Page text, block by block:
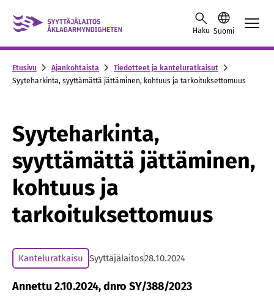
Skip to content -saavutettavuusohje
Haku Suomi
Etusivu Ajankohtaista
Tiedotteet ja kanteluratkaisut
Syyteharkinta, syyttämättä jättäminen, kohtuus ja tarkoituksettomuus
Syyteharkinta,
syyttämättä jättäminen,
kohtuus ja
tarkoituksettomuus
Kanteluratkaisu Syyttäjälaitos28.10.2024
Annettu 2.10.2024, dnro SY/388/2023